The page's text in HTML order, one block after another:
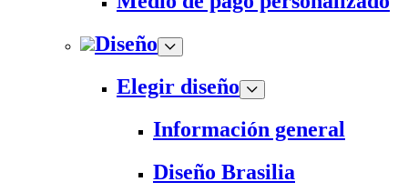
Diseño
Elegir diseño
Información general
Diseño Brasilia